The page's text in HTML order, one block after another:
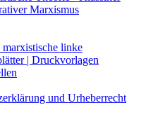
Marxismus
linke
| Druckvorlagen
und Urheberrecht